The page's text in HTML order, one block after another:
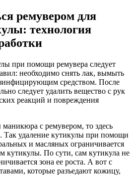
ремувером для
технология
при помощи ремувера следует
необходимо снять лак, вымыть
средством. После
следует удалить вещество с рук
реакций и повреждения
маникюра с ремувером, то здесь
Так удаление кутикулы при помощи
и масляных ограничивается
кутикулы. По сути, сам кутикула не
зона ее роста. А вот с
которые разъедают кожицу,